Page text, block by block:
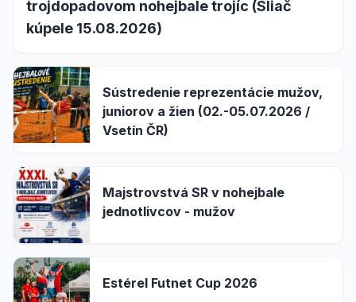
trojdopadovom nohejbale trojíc (Sliač
kúpele 15.08.2026)
Sústredenie reprezentácie mužov,
juniorov a žien (02.-05.07.2026 /
Vsetín ČR)
Majstrovstvá SR v nohejbale
jednotlivcov - mužov
Estérel Futnet Cup 2026